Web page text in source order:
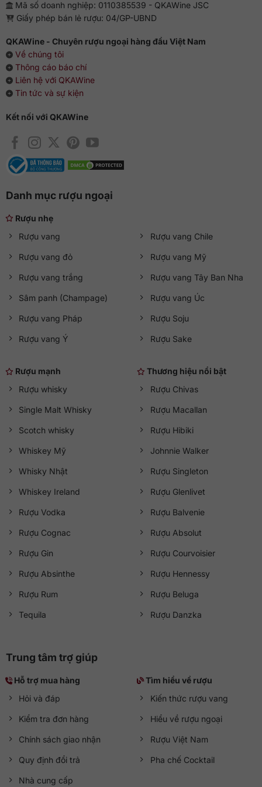
10 ml Kahlua
10 ml Baileys
Cách pha chế và thưởng thức:
Dùng một ly shooter và rót thật khéo thành 3 lớp Kahlua,
Baileys và Cointreau. Đốt nóng miệng ly và chứng kiến rượu
đắm trong vị đắng như café của Kahlua, chút ngọt ngào của
lắc lư theo điệu Flamenco sẽ càng thêm hấp dẫn.
Mã số doanh nghiệp: 0110385539 - QKAWine JSC
Giấy phép bán lẻ rượu: 04/GP-UBND
QKAWine - Chuyên rượu ngoại hàng đầu Việt Nam
Về chúng tôi
Thông cáo báo chí
Liên hệ với QKAWine
Tin tức và sự kiện
Kết nối với QKAWine
Danh mục rượu ngoại
Rượu nhẹ
Rượu vang
Rượu vang đỏ
Rượu vang trắng
Sâm panh (Champage)
Rượu vang Pháp
Rượu vang Ý
Rượu vang Chile
Rượu vang Mỹ
Rượu vang Tây Ban Nha
Rượu vang Úc
Rượu Soju
Rượu Sake
Rượu mạnh
Rượu whisky
Single Malt Whisky
Scotch whisky
Whiskey Mỹ
Whisky Nhật
Whiskey Ireland
Rượu Vodka
Rượu Cognac
Rượu Gin
Rượu Absinthe
Rượu Rum
Tequila
Thương hiệu nổi bật
Rượu Chivas
Rượu Macallan
Rượu Hibiki
Johnnie Walker
Rượu Singleton
Rượu Glenlivet
Rượu Balvenie
Rượu Absolut
Rượu Courvoisier
Rượu Hennessy
Rượu Beluga
Rượu Danzka
Trung tâm trợ giúp
Hỗ trợ mua hàng
Hỏi và đáp
Kiểm tra đơn hàng
Chính sách giao nhận
Quy định đổi trả
Nhà cung cấp
Tìm hiểu về rượu
Kiến thức rượu vang
Hiểu về rượu ngoại
Rượu Việt Nam
Pha chế Cocktail